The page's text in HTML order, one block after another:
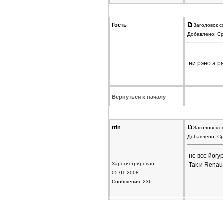
Гость
Заголовок
Добавлено:
ни рэно а
Вернуться к началу
trin
Зарегистрирован:
05.01.2008
Сообщения: 236
Заголовок
Добавлено:
не все
Так и